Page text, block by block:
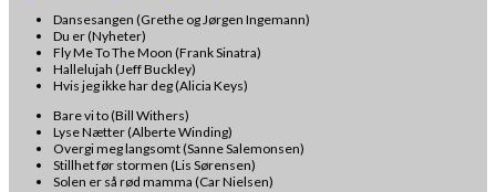
Dansesangen (Grethe og Jørgen Ingemann)
Du er (Nyheter)
Fly Me To The Moon (Frank Sinatra)
Hallelujah (Jeff Buckley)
Hvis jeg ikke har deg (Alicia Keys)
Bare vi to (Bill Withers)
Lyse Nætter (Alberte Winding)
Overgi meg langsomt (Sanne Salemonsen)
Stillhet før stormen (Lis Sørensen)
Solen er så rød mamma (Car Nielsen)